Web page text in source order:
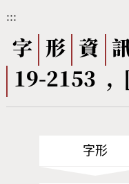
筆順序查詢
CNS查詢
字形下載
熱門查詢統計
:::
字 形 資
19-2153 ,
字形